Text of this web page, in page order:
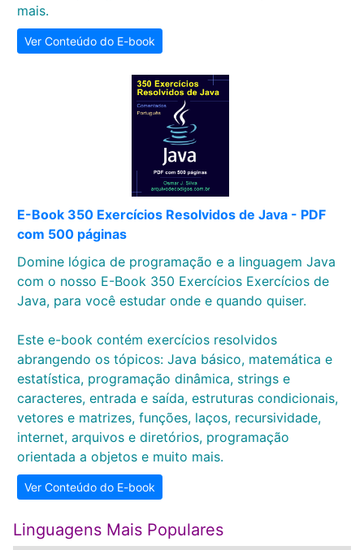
mais.
Ver Conteúdo do E-book
E-Book 350 Exercícios Resolvidos de Java - PDF
com 500 páginas
Domine lógica de programação e a linguagem Java
com o nosso E-Book 350 Exercícios Exercícios de
Java, para você estudar onde e quando quiser.
Este e-book contém exercícios resolvidos
abrangendo os tópicos: Java básico, matemática e
estatística, programação dinâmica, strings e
caracteres, entrada e saída, estruturas condicionais,
vetores e matrizes, funções, laços, recursividade,
internet, arquivos e diretórios, programação
orientada a objetos e muito mais.
Ver Conteúdo do E-book
Linguagens Mais Populares